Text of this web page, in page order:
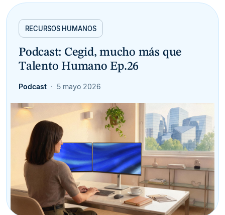
RECURSOS HUMANOS
Podcast: Cegid, mucho más que
Talento Humano Ep.26
Podcast 5 mayo 2026